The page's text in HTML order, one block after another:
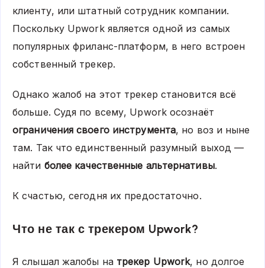
клиенту, или штатный сотрудник компании.
Поскольку Upwork является одной из самых
популярных фриланс-платформ, в него встроен
собственный трекер.
Однако жалоб на этот трекер становится всё
больше. Судя по всему, Upwork осознаёт
ограничения своего инструмента, но воз и ныне
там. Так что единственный разумный выход —
найти более качественные альтернативы.
К счастью, сегодня их предостаточно.
Что не так с трекером Upwork?
Я слышал жалобы на трекер Upwork, но долгое